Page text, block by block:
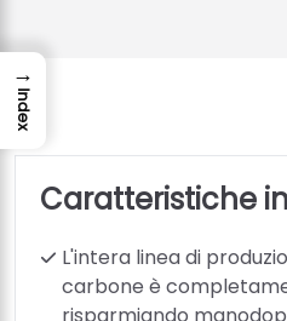
Caratteristiche
L'intera linea di
carbone è
risparmiando
→
Index